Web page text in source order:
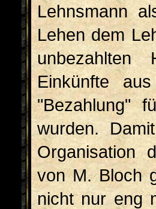
Lehnsmann
Lehen dem
unbezahlten
Einkünfte
"Bezahlung"
wurden.
Organisation
von M. Bloch
nicht nur eng